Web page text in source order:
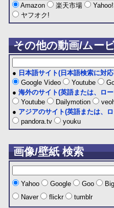
Amazon 楽天市場
ヤフオク!
その他の動画/ムー
● 日本語サイト(日本語検索に対
Google Video
Youtube
● 海外のサイト(英語または、ロ
Youtube
Dailymotion
● アジアのサイト(英語または、
pandora.tv
youku
画像/壁紙 検索
Yahoo Google Goo
Naver
flickr tumblr